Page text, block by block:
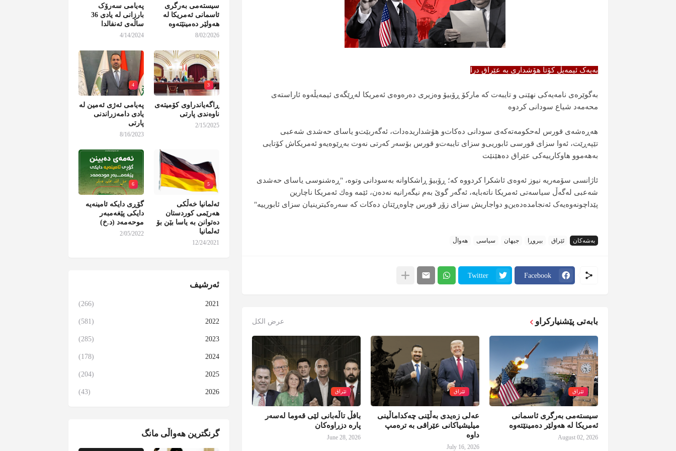
بەیەک ئیمەیڵ کۆتا هۆشداری بە عێراق درا
به‌گوێره‌ى نامه‌یه‌كى نهێنى‌ و تایبه‌ت كه‌ ماركۆ ڕۆبیۆ وه‌زیرى ده‌ره‌وه‌ى ئه‌مریكا له‌ڕێگه‌ى ئیمه‌یڵه‌وه‌ ئاراسته‌ى
محه‌مه‌د شیاع سودانى كردوه‌
هه‌ڕه‌شه‌ى قورس له‌حكومه‌ته‌كه‌ى سودانى ده‌كات‌و هۆشداریده‌دات، ئه‌گه‌ربێت‌و یاساى حه‌شدى شه‌عبى
تێپه‌ڕێت، ئه‌وا سزاى قورسى ئابوریى‌و سزاى تایبه‌ت‌و قورس بۆسه‌ر كه‌رتى نه‌وت به‌ڕێوه‌یه‌و ئه‌مریكاش كۆتایی
به‌هه‌موو هاوكارییه‌كى عێراق ده‌هێنێت
ئاژانسى سۆمه‌ریه‌ نیوز ئەوەی ئاشکرا کردووە کە؛ ڕۆبیۆ ڕاشكاوانه‌ به‌سودانى وتوه‌، "ڕەشنوسی یاسای حه‌شدى
شه‌عبى لەگەڵ سیاسەتی ئەمریکا ناتەبایە، ئه‌گه‌ر گوێ به‌م نیگه‌رانیه‌ نه‌ده‌ن، ئێمه‌ وه‌ك ئەمریکا ناچارین
پێداچونەوەیەک ئەنجامده‌ده‌ین‌و دواجاریش سزاى زۆر قورس چاوه‌ڕێتان ده‌كات كه‌ سه‌ره‌كیترینیان سزاى ئابورییه‌"
بەشەکان ئێراق بیروڕا جیهان سیاسی هەواڵ
Facebook
Twitter
بابەتی پێشنیارکراو عرض الكل
ئێراق
سیستەمی بەرگری ئاسمانی
ئەمریکا لە هەولێر دەمینێتەوە
August 02, 2026
ئێراق
عەلی زەیدی بەڵێنی چەکداماڵینی
میلیشیاکانی عێراقی بە ترەمپ
داوە
July 16, 2026
ئێراق
بافڵ تاڵەبانی لێی قەوما لەسەر
پارە دزراوەکان
June 28, 2026
سیستەمی بەرگری
ئاسمانی ئەمریکا لە
هەولێر دەمینێتەوە
8/02/2026
پەیامی سەرۆک
بارزانی لە یادی 36
ساڵەی ئەنفالدا
4/14/2024
3
ڕاگەیاندراوی کۆمیتەی
ناوەندی پارتی
2/15/2025
4
پەیامی ئەژی ئەمین لە
یادی دامەزراندنی
پارتی
8/16/2023
5
ئەلمانیا خەڵکی
هەرێمی کوردستان
دەتوانن بە یاسا بێن بۆ
ئەلمانیا
12/24/2021
6
گۆڕی دایکە ئامینەیە
دایکی پێغەمبەر
موحەمەد (د.خ)
2/05/2022
ئەرشیف
2021
(266)
2022
(581)
2023
(285)
2024
(178)
2025
(204)
2026
(43)
گرنگترین هەواڵی مانگ